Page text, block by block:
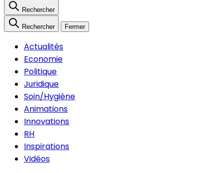
Rechercher
Rechercher Fermer
Actualités
Economie
Politique
Juridique
Soin/Hygiène
Animations
Innovations
RH
Inspirations
Vidéos